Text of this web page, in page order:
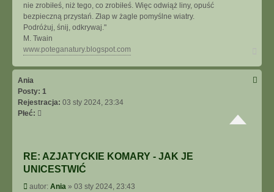
z
ę
g
nie zrobiłeś, niż tego, co zrobiłeś. Więc odwiąż liny, opuść
bezpieczną przystań. Złap w żagle pomyślne wiatry.
Podróżuj, śnij, odkrywaj."
M. Twain
www.poteganatury.blogspot.com
g
ó
Ania
Posty: 1
Rejestracja: 03 sty 2024, 23:34
Płeć:
RE: AZJATYCKIE KOMARY - JAK JE
UNICESTWIĆ
Pautor: Ania » 03 sty 2024, 23:43